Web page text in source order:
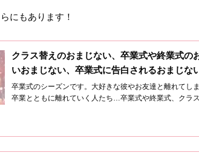
にもあります！
クラス替えのおまじない、卒業式や終業式の
いおまじない、卒業式に告白されるおまじない
卒業式のシーズンです。大好きな彼やお友達と離れてし
卒業とともに離れていく人たち…卒業式や終業式、クラ